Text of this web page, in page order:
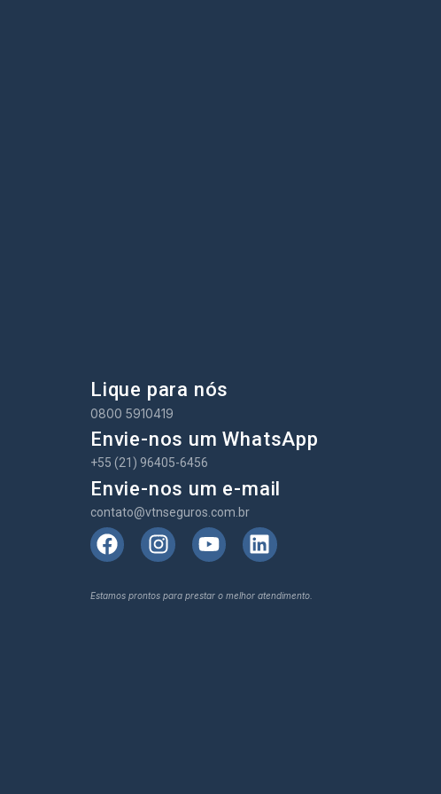
Lique para nós
0800 5910419
Envie-nos um WhatsApp
+55 (21) 96405-6456
Envie-nos um e-mail
contato@vtnseguros.com.br
Estamos prontos para prestar o melhor atendimento.